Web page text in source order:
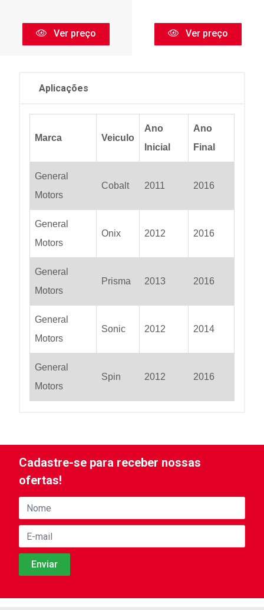
Ver preço Ver preço
Aplicações
Marca Veiculo
Ano
Inicial
Ano
Final
General
Motors
Cobalt 2011 2016
General
Motors
Onix 2012 2016
General
Motors
Prisma 2013 2016
General
Motors
Sonic 2012 2014
General
Motors
Spin 2012 2016
Cadastre-se para receber nossas
ofertas!